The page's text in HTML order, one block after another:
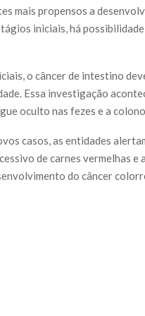
mais propensos a
iniciais, há
o câncer de intestino
Essa investigação
oculto nas fezes e a
casos, as entidades
de carnes vermelhas e
do câncer